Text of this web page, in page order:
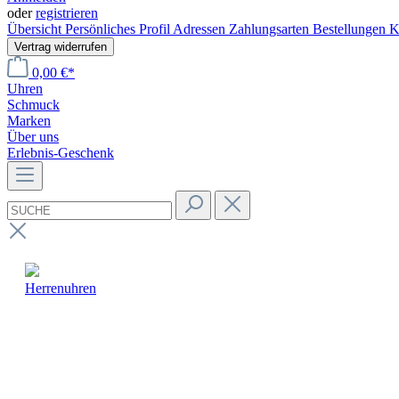
oderregistrieren
Übersicht Persönliches Profil Adressen Zahlungsarten Bestellungen
Vertrag widerrufen
0,00 €*
Uhren
Schmuck
Marken
Über uns
Erlebnis-Geschenk
Herrenuhren